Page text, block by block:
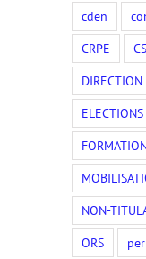
cden
CRPE
DIRECTION
ELECTIONS
NON-
ORS